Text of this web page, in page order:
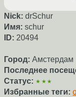
Nick: drSchur
Имя: schur
ID: 20494
Город: Амстердам
Последнее
Статус: ★★★
Избранные теги: